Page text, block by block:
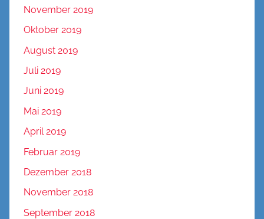
November 2019
Oktober 2019
August 2019
Juli 2019
Juni 2019
Mai 2019
April 2019
Februar 2019
Dezember 2018
November 2018
September 2018